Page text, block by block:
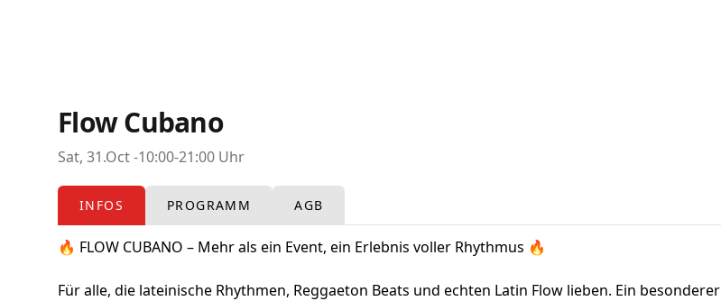
Flow Cubano
Sat, 31.Oct -10:00-21:00 Uhr
INFOS PROGRAMM AGB
🔥 FLOW CUBANO – Mehr als ein Event, ein Erlebnis voller Rhythmus 🔥
Für alle, die lateinische Rhythmen, Reggaeton Beats und echten Latin Flow lieben. Ein besonderer